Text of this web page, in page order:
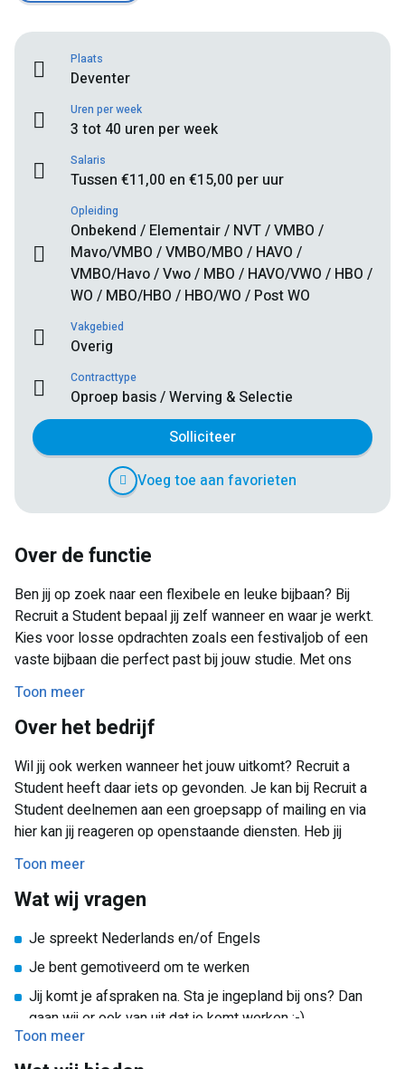
Plaats
Deventer
Uren per week
3 tot 40 uren per week
Salaris
Tussen €11,00 en €15,00 per uur
Opleiding
Onbekend / Elementair / NVT / VMBO /
Mavo/VMBO / VMBO/MBO / HAVO /
VMBO/Havo / Vwo / MBO / HAVO/VWO / HBO /
WO / MBO/HBO / HBO/WO / Post WO
Vakgebied
Overig
Contracttype
Oproep basis / Werving & Selectie
Solliciteer
Voeg toe aan favorieten
Over de functie
Ben jij op zoek naar een flexibele en leuke bijbaan? Bij
Recruit a Student bepaal jij zelf wanneer en waar je werkt.
Kies voor losse opdrachten zoals een festivaljob of een
vaste bijbaan die perfect past bij jouw studie. Met ons
brede aanbod vind je altijd iets dat bij jou past! Of je nu een
paar uurtjes per week wilt werken of juist structureel wilt
bijverdienen, wij maken het makkelijk voor je.
Toon meer
Over het bedrijf
Wil jij ook werken wanneer het jouw uitkomt? Recruit a
Student heeft daar iets op gevonden. Je kan bij Recruit a
Student deelnemen aan een groepsapp of mailing en via
hier kan jij reageren op openstaande diensten. Heb jij
interesse in een dienst? Dan volgt er een korte
kennismaking en ontvang jij meer informatie over de
opdracht en de werkwijze van Recruit a Student. We hebben
Werkstudent functies (bijv.: bouwkunde, commerciële
economie of HRM studenten)
Callcenter
Toon meer
Wat wij vragen
Je spreekt Nederlands en/of Engels
Je bent gemotiveerd om te werken
Jij komt je afspraken na. Sta je ingepland bij ons? Dan
gaan wij er ook van uit dat je komt werken :-).
Toon meer